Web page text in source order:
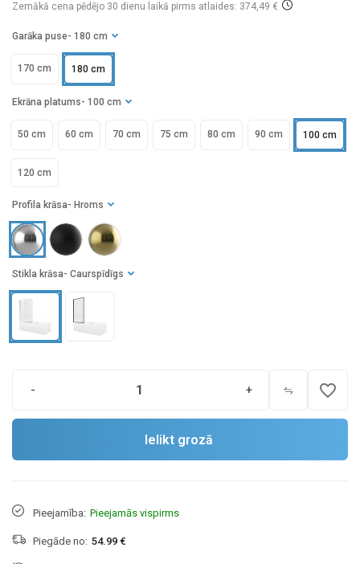
Zemākā cena pēdējo 30 dienu laikā pirms atlaides: 374,49 €
Garāka puse - 180 cm
170 cm 180 cm
Stikla krāsa - Caurspīdīgs
Profila krāsa - Hroms
Ekrāna platums - 100 cm
50 cm 60 cm 70 cm 75 cm 80 cm 90 cm 100 cm
120 cm
- + favorite_border
Ielikt grozā
Pieejamība: Pieejamās vispirms
Piegāde no: 54.99 €